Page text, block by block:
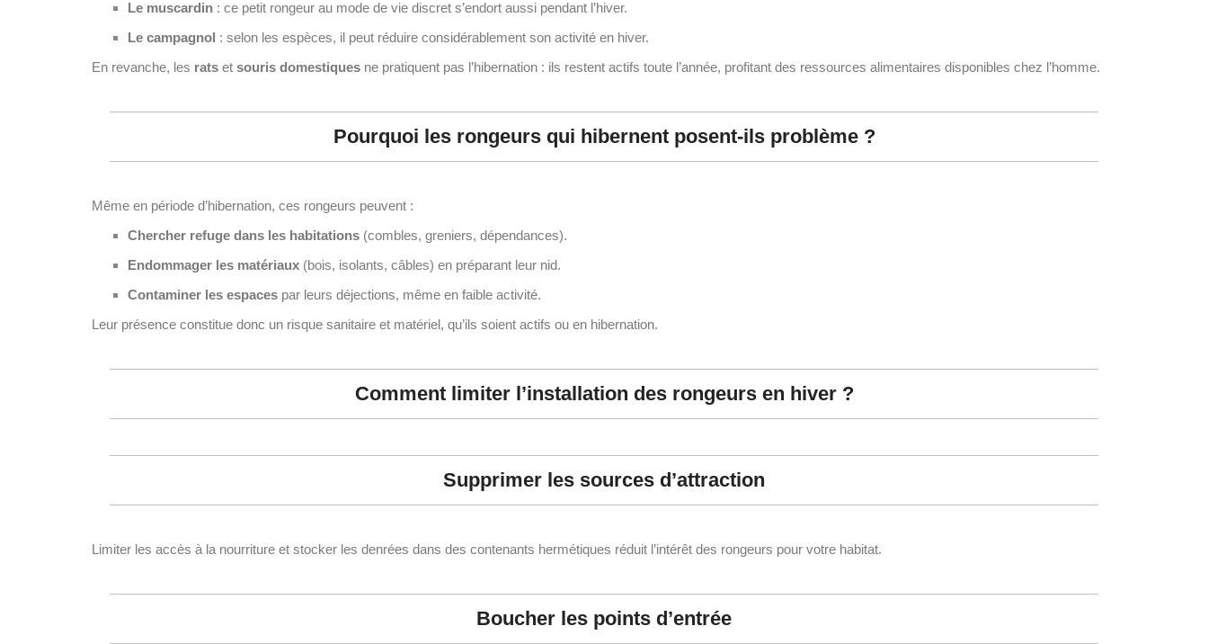
Le muscardin : ce petit rongeur au mode de vie discret s’endort aussi pendant l’hiver.
Le campagnol : selon les espèces, il peut réduire considérablement son activité en hiver.
En revanche, les rats et souris domestiques ne pratiquent pas l’hibernation : ils restent actifs toute l’année, profitant des ressources alimentaires disponibles chez l’homme.
Pourquoi les rongeurs qui hibernent posent-ils problème ?
Même en période d’hibernation, ces rongeurs peuvent :
Chercher refuge dans les habitations (combles, greniers, dépendances).
Endommager les matériaux (bois, isolants, câbles) en préparant leur nid.
Contaminer les espaces par leurs déjections, même en faible activité.
Leur présence constitue donc un risque sanitaire et matériel, qu’ils soient actifs ou en hibernation.
Comment limiter l’installation des rongeurs en hiver ?
Supprimer les sources d’attraction
Limiter les accès à la nourriture et stocker les denrées dans des contenants hermétiques réduit l’intérêt des rongeurs pour votre habitat.
Boucher les points d’entrée